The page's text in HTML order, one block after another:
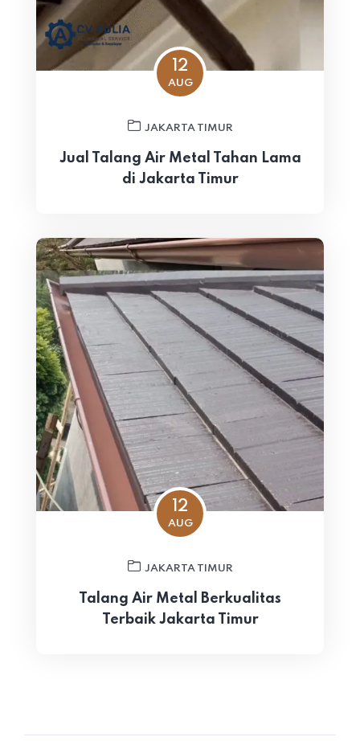
12
AUG
JAKARTA TIMUR
Jual Talang Air Metal Tahan Lama
di Jakarta Timur
12
AUG
JAKARTA TIMUR
Talang Air Metal Berkualitas
Terbaik Jakarta Timur